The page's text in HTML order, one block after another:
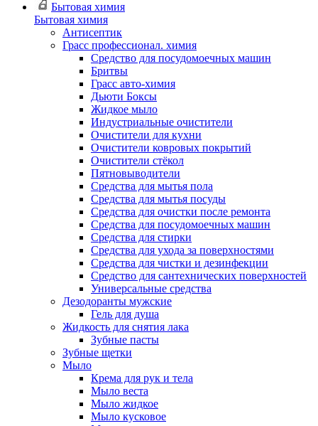
Бытовая химия
Бытовая химия
Антисептик
Грасс профессионал. химия
Cредство для посудомоечных машин
Бритвы
Грасс авто-химия
Дьюти Боксы
Жидкое мыло
Индустриальные очистители
Очистители для кухни
Очистители ковровых покрытий
Очистители стёкол
Пятновыводители
Средства для мытья пола
Средства для мытья посуды
Средства для очистки после ремонта
Средства для посудомоечных машин
Средства для стирки
Средства для ухода за поверхностями
Средства для чистки и дезинфекции
Средство для сантехнических поверхностей
Универсальные средства
Дезодоранты мужские
Гель для душа
Жидкость для снятия лака
Зубные пасты
Зубные щетки
Мыло
Крема для рук и тела
Мыло веста
Мыло жидкое
Мыло кусковое